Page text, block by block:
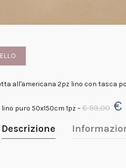
all'americana 2pz lino con tasca
puro 50x150cm 1pz – €59,00 Il
€
Descrizione